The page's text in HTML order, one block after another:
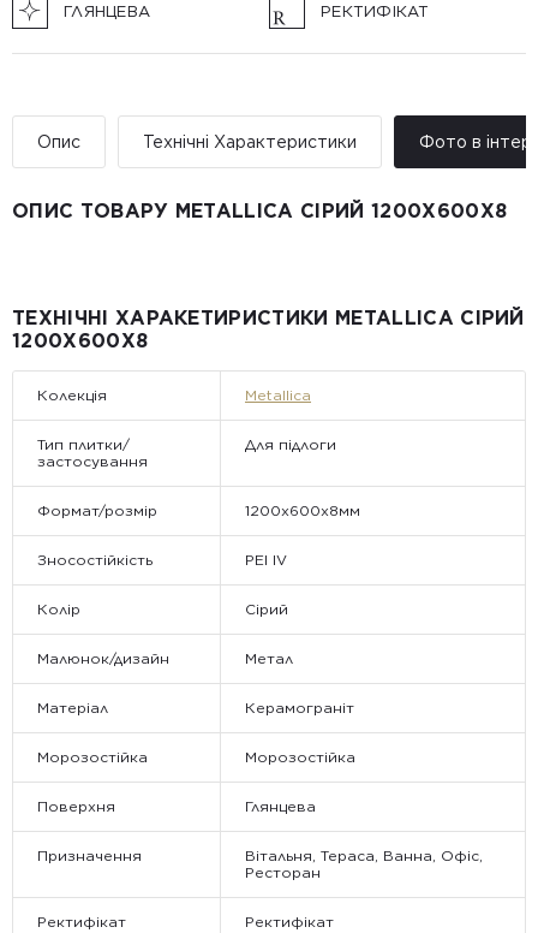
ГЛЯНЦЕВА РЕКТИФІКАТ
Опис Технічні Характеристики Фото в
ОПИС ТОВАРУ METALLICA СІРИЙ 1200Х600Х8
ТЕХНІЧНІ ХАРАКЕТИРИСТИКИ METALLICA СІРИЙ
1200Х600Х8
Колекція Metallica
Тип плитки/
застосування
Для підлоги
Формат/розмір 1200х600х8мм
Зносостійкість PEI IV
Колір Сірий
Малюнок/дизайн Метал
Матеріал Керамограніт
Морозостійка Морозостійка
Поверхня Глянцева
Призначення
Вітальня, Тераса, Ванна, Офіс,
Ресторан
Ректифікат Ректифікат